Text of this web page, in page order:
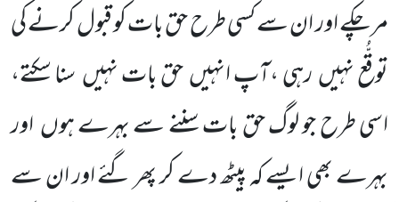
مرچکے اور ان سے کسی طرح حق بات کو قبول کرنے کی
توقُّع نہیں رہی ،آپ انہیں حق بات نہیں سنا سکتے،
اسی طرح جو لوگ حق بات سننے سے بہرے ہوں اور
بہرے بھی ایسے کہ پیٹھ دے کر پھر گئے اور ان سے